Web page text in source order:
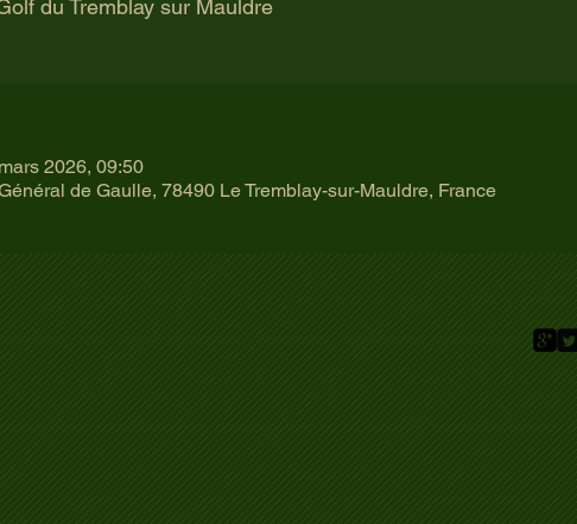
du Tremblay sur Mauldre
2026, 09:50
de Gaulle, 78490 Le Tremblay-sur-Mauldre, France